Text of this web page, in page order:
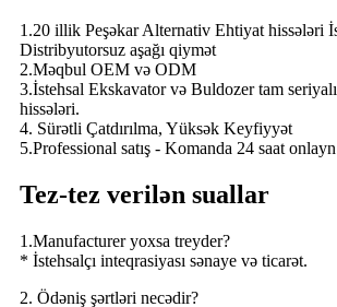
1.20 illik Peşəkar Alternativ Ehtiyat hissələri
Distribyutorsuz aşağı qiymət
2.Məqbul OEM və ODM
3.İstehsal Ekskavator və Buldozer tam
hissələri.
4. Sürətli Çatdırılma, Yüksək Keyfiyyət
5.Professional satış - Komanda 24 saat
Tez-tez verilən suallar
1.Manufacturer yoxsa treyder?
* İstehsalçı inteqrasiyası sənaye və ticarət.
2. Ödəniş şərtləri necədir?